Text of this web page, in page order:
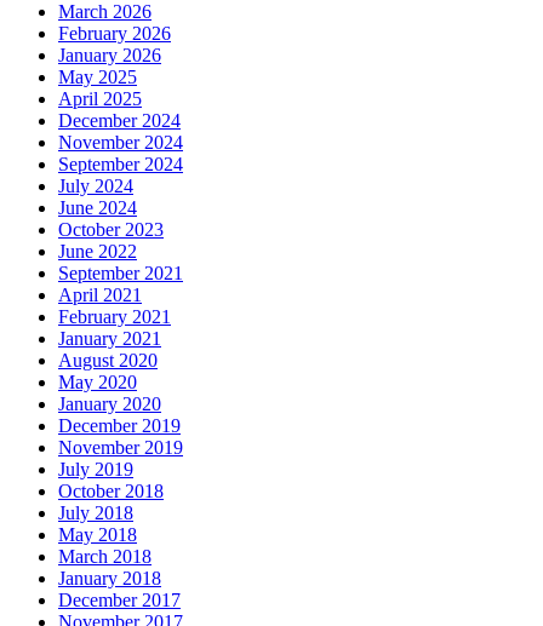
March 2026
February 2026
January 2026
May 2025
April 2025
December 2024
November 2024
September 2024
July 2024
June 2024
October 2023
June 2022
September 2021
April 2021
February 2021
January 2021
August 2020
May 2020
January 2020
December 2019
November 2019
July 2019
October 2018
July 2018
May 2018
March 2018
January 2018
December 2017
November 2017